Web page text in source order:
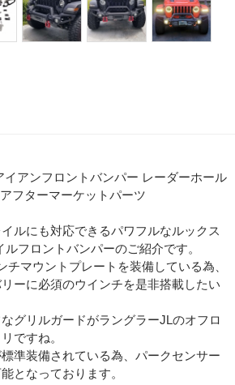
イアンフロントバンパー レーダーホール
フターマーケットパーツ
ルにも対応できるパワフルなルックス
フロントバンパーのご紹介です。
チマウントプレートを装備している為、
ーに必須のウインチを是非搭載したい
グリルガードがラングラーJLのオフロ
ですね。
準装備されている為、パークセンサー
となっております。